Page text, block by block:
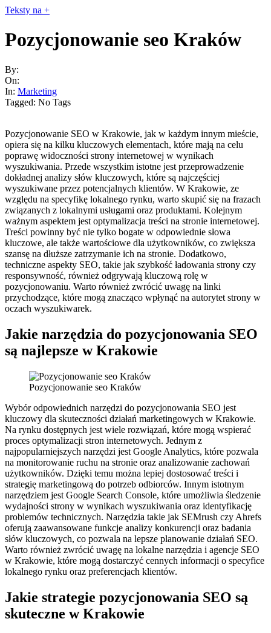
Skip
content
Teksty na +
Pozycjonowanie seo Kraków
By:
On:
In: Marketing
Tagged: No Tags
Pozycjonowanie SEO w Krakowie, jak w każdym innym mieście,
opiera się na kilku kluczowych elementach, które mają na celu
poprawę widoczności strony internetowej w wynikach
wyszukiwania. Przede wszystkim istotne jest przeprowadzenie
dokładnej analizy słów kluczowych, które są najczęściej
wyszukiwane przez potencjalnych klientów. W Krakowie, ze
względu na specyfikę lokalnego rynku, warto skupić się na frazach
związanych z lokalnymi usługami oraz produktami. Kolejnym
ważnym aspektem jest optymalizacja treści na stronie internetowej.
Treści powinny być nie tylko bogate w odpowiednie słowa
kluczowe, ale także wartościowe dla użytkowników, co zwiększa
szansę na dłuższe zatrzymanie ich na stronie. Dodatkowo,
techniczne aspekty SEO, takie jak szybkość ładowania strony czy
responsywność, również odgrywają kluczową rolę w
pozycjonowaniu. Warto również zwrócić uwagę na linki
przychodzące, które mogą znacząco wpłynąć na autorytet strony w
oczach wyszukiwarek.
Jakie narzędzia do pozycjonowania SEO
są najlepsze w Krakowie
Pozycjonowanie seo Kraków
Wybór odpowiednich narzędzi do pozycjonowania SEO jest
kluczowy dla skuteczności działań marketingowych w Krakowie.
Na rynku dostępnych jest wiele rozwiązań, które mogą wspierać
proces optymalizacji stron internetowych. Jednym z
najpopularniejszych narzędzi jest Google Analytics, które pozwala
na monitorowanie ruchu na stronie oraz analizowanie zachowań
użytkowników. Dzięki temu można lepiej dostosować treści i
strategię marketingową do potrzeb odbiorców. Innym istotnym
narzędziem jest Google Search Console, które umożliwia śledzenie
wydajności strony w wynikach wyszukiwania oraz identyfikację
problemów technicznych. Narzędzia takie jak SEMrush czy Ahrefs
oferują zaawansowane funkcje analizy konkurencji oraz badania
słów kluczowych, co pozwala na lepsze planowanie działań SEO.
Warto również zwrócić uwagę na lokalne narzędzia i agencje SEO
w Krakowie, które mogą dostarczyć cennych informacji o specyfice
lokalnego rynku oraz preferencjach klientów.
Jakie strategie pozycjonowania SEO są
skuteczne w Krakowie